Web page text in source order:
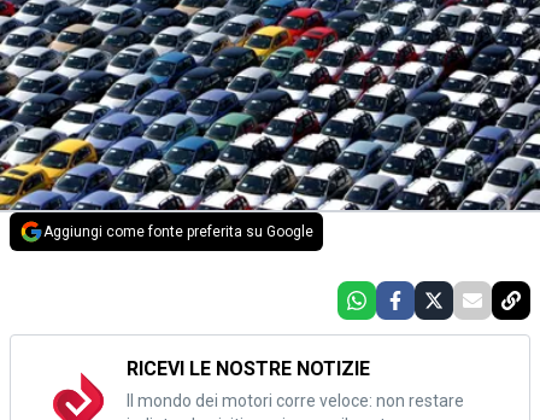
Aggiungi come fonte preferita su Google
RICEVI LE NOSTRE NOTIZIE
Il mondo dei motori corre veloce: non restare